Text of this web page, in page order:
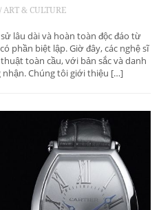
& CULTURE
lâu dài và hoàn toàn độc đáo từ
phần biệt lập. Giờ đây, các nghệ sĩ
toàn cầu, với bản sắc và danh
nhận. Chúng tôi giới thiệu […]